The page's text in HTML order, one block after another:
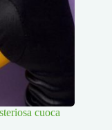
cuoca